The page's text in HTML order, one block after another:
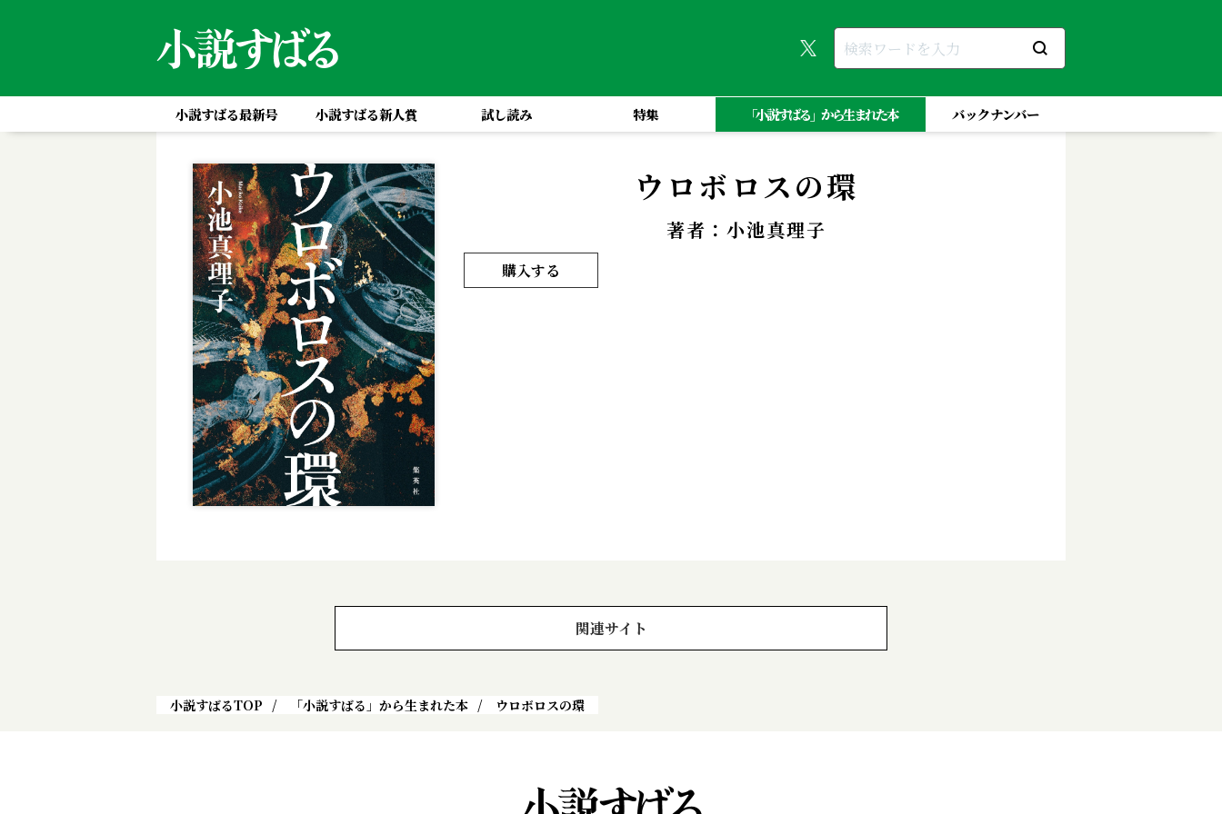
小説すばる最新号 小説すばる新人賞 試し読み 特集 「小説すばる」から生まれた本 バックナンバー
ウロボロスの環
著者：小池真理子
購入する
関連サイト
小説すばるTOP 「小説すばる」から生まれた本 ウロボロスの環